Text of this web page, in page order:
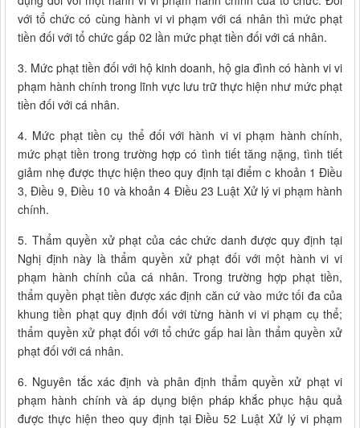
với tổ chức có cùng hành vi vi phạm với cá nhân thì mức phạt
tiền đối với tổ chức gấp 02 lần mức phạt tiền đối với cá nhân.
3. Mức phạt tiền đối với hộ kinh doanh, hộ gia đình có hành vi vi
phạm hành chính trong lĩnh vực lưu trữ thực hiện như mức phạt
tiền đối với cá nhân.
4. Mức phạt tiền cụ thể đối với hành vi vi phạm hành chính,
mức phạt tiền trong trường hợp có tình tiết tăng nặng, tình tiết
giảm nhẹ được thực hiện theo quy định tại điểm c khoản 1 Điều
3, Điều 9, Điều 10 và khoản 4 Điều 23 Luật Xử lý vi phạm hành
chính.
5. Thẩm quyền xử phạt của các chức danh được quy định tại
Nghị định này là thẩm quyền xử phạt đối với một hành vi vi
phạm hành chính của cá nhân. Trong trường hợp phạt tiền,
thẩm quyền phạt tiền được xác định căn cứ vào mức tối đa của
khung tiền phạt quy định đối với từng hành vi vi phạm cụ thể;
thẩm quyền xử phạt đối với tổ chức gấp hai lần thẩm quyền xử
phạt đối với cá nhân.
6. Nguyên tắc xác định và phân định thẩm quyền xử phạt vi
phạm hành chính và áp dụng biện pháp khắc phục hậu quả
được thực hiện theo quy định tại Điều 52 Luật Xử lý vi phạm